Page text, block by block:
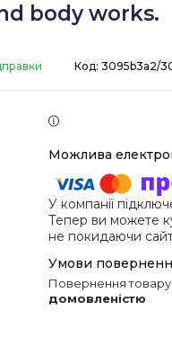
body works.
Код: 3095b3a2/
У компанії
Тепер ви можете
не покидаючи
повернення
домовленістю